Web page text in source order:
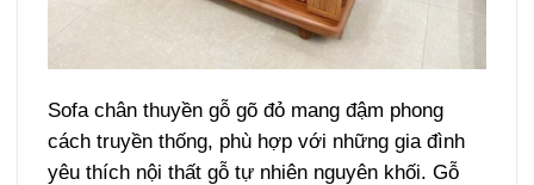
Sofa chân thuyền gỗ gõ đỏ mang đậm phong
cách truyền thống, phù hợp với những gia đình
yêu thích nội thất gỗ tự nhiên nguyên khối. Gỗ